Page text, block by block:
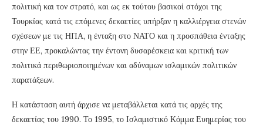
πολιτική και τον στρατό, και ως εκ τούτου βασικοί στόχοι της
Τουρκίας κατά τις επόμενες δεκαετίες υπήρξαν η καλλιέργεια στενών
σχέσεων με τις ΗΠΑ, η ένταξη στο ΝΑΤΟ και η προσπάθεια ένταξης
στην ΕΕ, προκαλώντας την έντονη δυσαρέσκεια και κριτική των
πολιτικά περιθωριοποιημένων και αδύναμων ισλαμικών πολιτικών
παρατάξεων.
Η κατάσταση αυτή άρχισε να μεταβάλλεται κατά τις αρχές της
δεκαετίας του 1990. Το 1995, το Ισλαμιστικό Κόμμα Ευημερίας του